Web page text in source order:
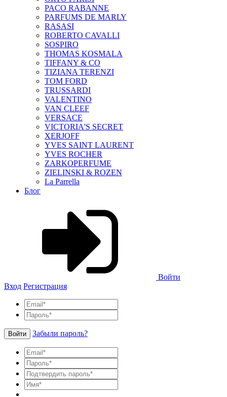
PACO RABANNE
PARFUMS DE MARLY
RASASI
ROBERTO CAVALLI
SOSPIRO
THOMAS KOSMALA
TIFFANY & CO
TIZIANA TERENZI
TOM FORD
TRUSSARDI
VALENTINO
VAN CLEEF
VERSACE
VICTORIA'S SECRET
XERJOFF
YVES SAINT LAURENT
YVES ROCHER
ZARKOPERFUME
ZIELINSKI & ROZEN
La Parrella
Блог
Войти
Вход Регистрация
Войти Забыли пароль?